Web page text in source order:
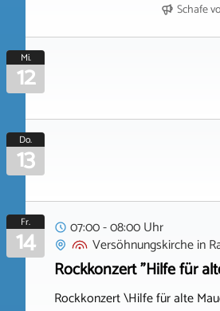
Schafe
Mi.
12
Do.
13
Fr.
14
07:00 - 08:00 Uhr
Versöhnungskirchein
Rockkonzert "Hilfe für
Rockkonzert \Hilfe für alte